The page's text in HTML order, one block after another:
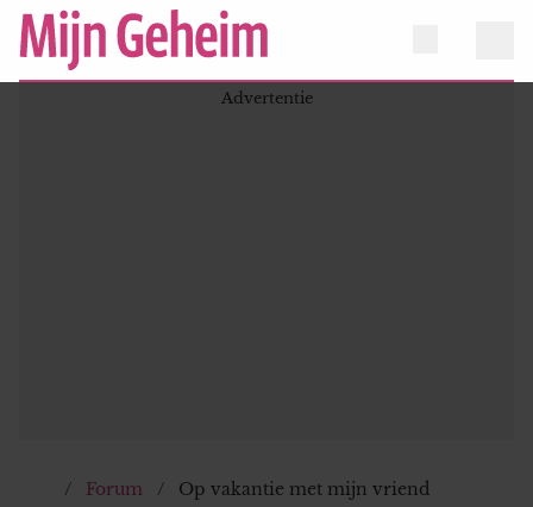
Forum Op vakantie met mijn vriend